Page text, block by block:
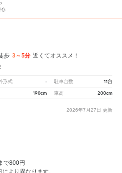
存
歩 3～5分 近くてオススメ！
形式 - 駐車台数 11台
190cm 車高 200cm
2026年7月27日 更新
で800円
より異なります。